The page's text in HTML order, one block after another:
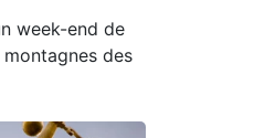
week-end de
des